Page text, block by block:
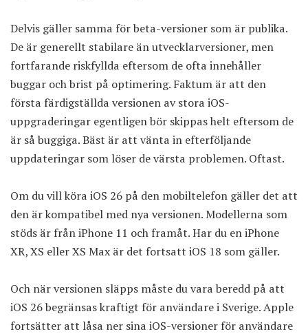
Delvis gäller samma för beta-versioner som är publika.
De är generellt stabilare än utvecklarversioner, men
fortfarande riskfyllda eftersom de ofta innehåller
buggar och brist på optimering. Faktum är att den
första färdigställda versionen av stora iOS-
uppgraderingar egentligen bör skippas helt eftersom de
är så buggiga. Bäst är att vänta in efterföljande
uppdateringar som löser de värsta problemen. Oftast.
Om du vill köra iOS 26 på den mobiltelefon gäller det att
den är kompatibel med nya versionen. Modellerna som
stöds är från iPhone 11 och framåt. Har du en iPhone
XR, XS eller XS Max är det fortsatt iOS 18 som gäller.
Och när versionen släpps måste du vara beredd på att
iOS 26 begränsas kraftigt för användare i Sverige. Apple
fortsätter att låsa ner sina iOS-versioner för användare